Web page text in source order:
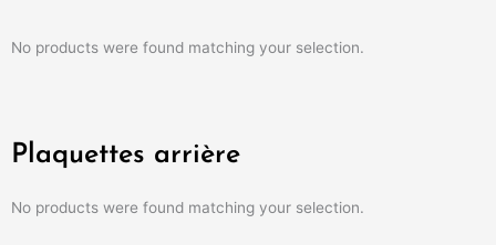
No products were found matching your selection.
Plaquettes arrière
No products were found matching your selection.